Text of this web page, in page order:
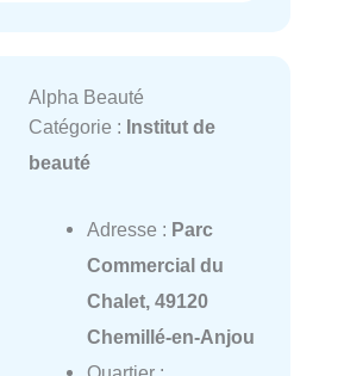
Alpha Beauté
Catégorie : Institut de
beauté
Adresse : Parc
Commercial du
Chalet, 49120
Chemillé-en-Anjou